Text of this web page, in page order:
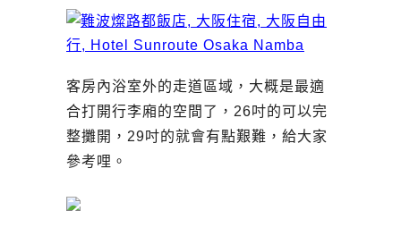
客房內浴室外的走道區域，大概是最適
合打開行李廂的空間了，26吋的可以完
整攤開，29吋的就會有點艱難，給大家
參考哩。